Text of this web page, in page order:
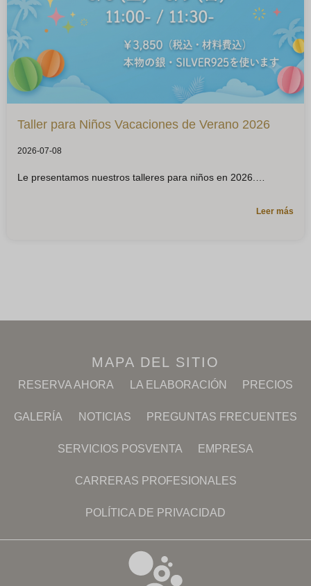
Taller para Niños Vacaciones de Verano 2026
2026-07-08
Le presentamos nuestros talleres para niños en 2026.
Leer más
MAPA DEL SITIO
RESERVA AHORA LA ELABORACIÓN PRECIOS
GALERÍA NOTICIAS PREGUNTAS FRECUENTES
SERVICIOS POSVENTA EMPRESA
CARRERAS PROFESIONALES
POLÍTICA DE PRIVACIDAD